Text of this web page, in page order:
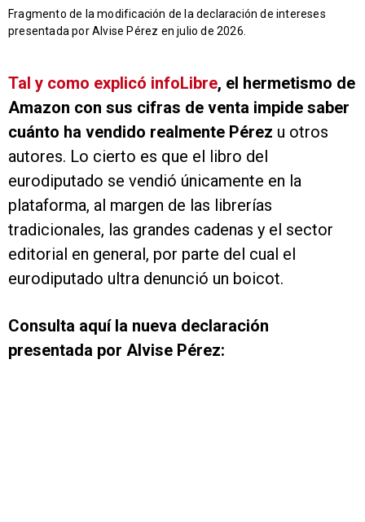
Fragmento de la modificación de la declaración de intereses
presentada por Alvise Pérez en julio de 2026.
Tal y como explicó infoLibre, el hermetismo de
Amazon con sus cifras de venta impide saber
cuánto ha vendido realmente Pérez u otros
autores. Lo cierto es que el libro del
eurodiputado se vendió únicamente en la
plataforma, al margen de las librerías
tradicionales, las grandes cadenas y el sector
editorial en general, por parte del cual el
eurodiputado ultra denunció un boicot.
Consulta aquí la nueva declaración
presentada por Alvise Pérez: